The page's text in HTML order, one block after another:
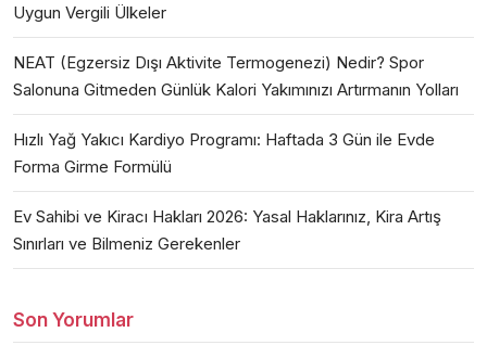
Uygun Vergili Ülkeler
NEAT (Egzersiz Dışı Aktivite Termogenezi) Nedir? Spor
Salonuna Gitmeden Günlük Kalori Yakımınızı Artırmanın Yolları
Hızlı Yağ Yakıcı Kardiyo Programı: Haftada 3 Gün ile Evde
Forma Girme Formülü
Ev Sahibi ve Kiracı Hakları 2026: Yasal Haklarınız, Kira Artış
Sınırları ve Bilmeniz Gerekenler
Son Yorumlar